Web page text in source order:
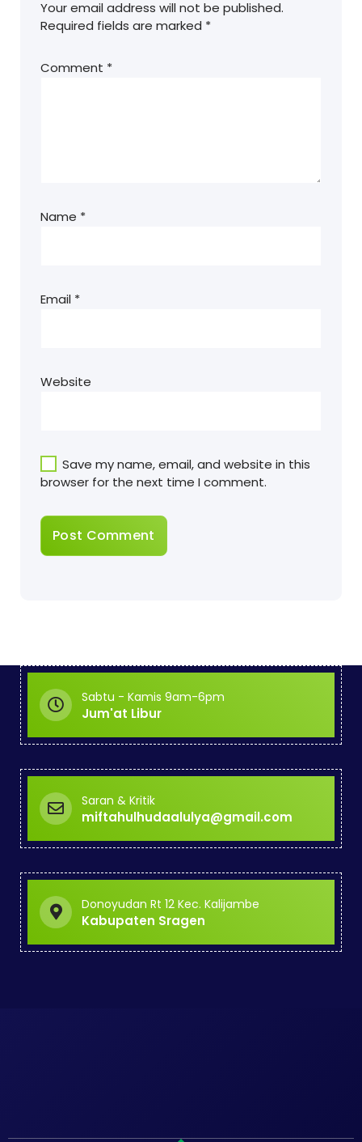
Your email address will not be published.
Required fields are marked *
Comment *
Name *
Email *
Website
Save my name, email, and website in this
browser for the next time I comment.
Sabtu - Kamis 9am-6pm
Jum'at Libur
Saran & Kritik
miftahulhudaalulya@gmail.com
Donoyudan Rt 12 Kec. Kalijambe
Kabupaten Sragen